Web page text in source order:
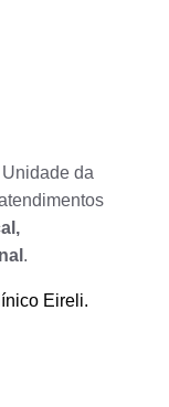
da
.
Eireli.